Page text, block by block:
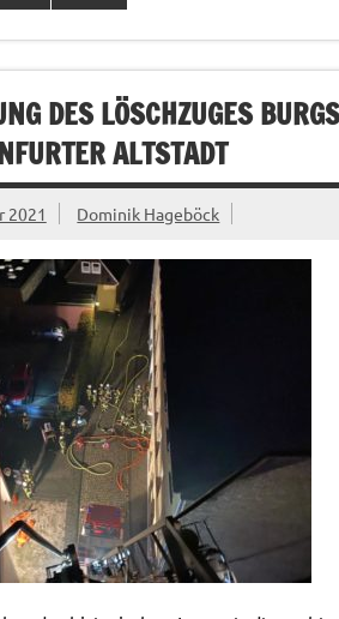
DES LÖSCHZUGES
ALTSTADT
2021 Dominik Hageböck